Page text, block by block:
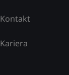
Kontakt
Kariera